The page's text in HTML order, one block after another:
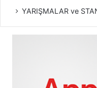
YARIŞMALAR ve